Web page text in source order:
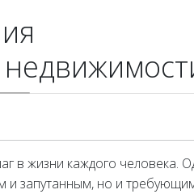
в жизни каждого человека.
и запутанным, но и